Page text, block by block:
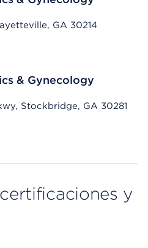
GA 30214
on mobile devices
& Gynecology
Stockbridge, GA 30281
on mobile devices
y